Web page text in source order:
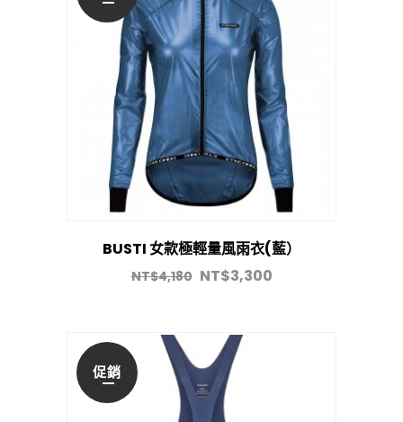
BUSTI 女款極輕量風雨衣(藍）
NT$4,180 NT$3,300
促銷